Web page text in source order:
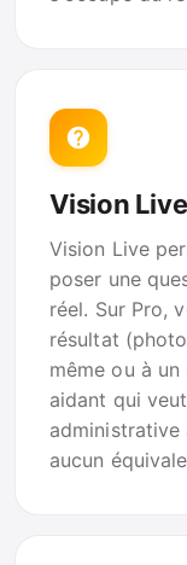
Vision
Vision Live
poser une
réel. Sur Pro,
résultat
même ou à
aidant qui
administrative
aucun